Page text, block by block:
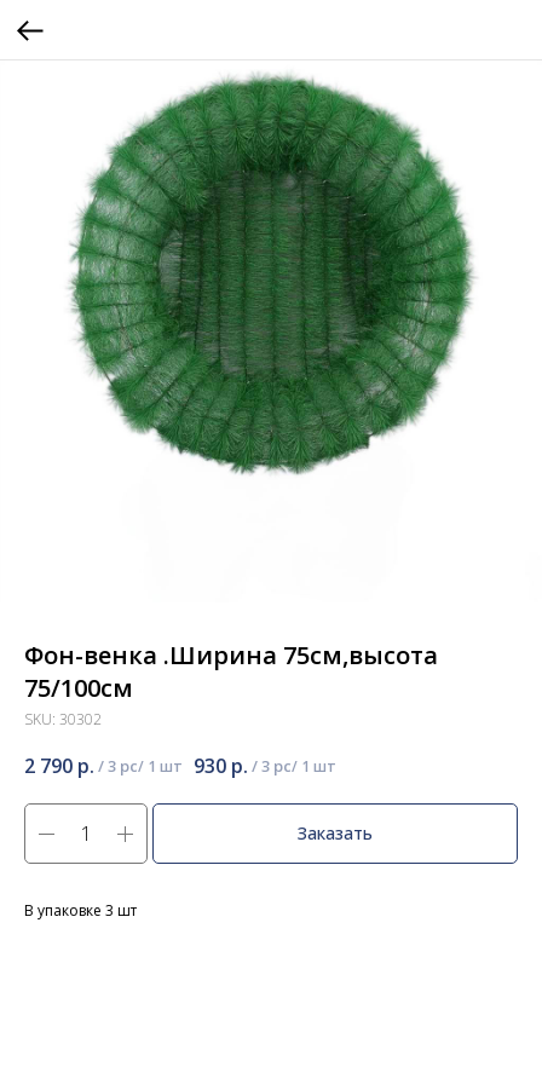
Фон-венка .Ширина 75см,высота
75/100см
SKU: 30302
2 790 р. /3 pc 930 р. /3 pc
Заказать
В упаковке 3 шт